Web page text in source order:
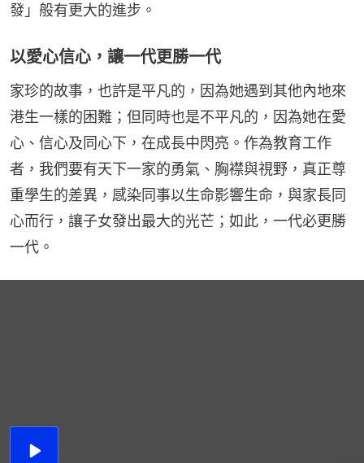
發」般有更大的進步。
以愛心信心，讓一代更勝一代
家珍的故事，也許是平凡的，因為她遇到其他內地來
港生一樣的困難；但同時也是不平凡的，因為她在愛
心、信心及同心下，在成長中閃亮。作為教育工作
者，我們要有天下一家的勇氣、胸襟與視野，真正尊
重學生的差異，感染同事以生命影響生命，與家長同
心而行，讓子女發出最大的光芒；如此，一代必更勝
一代。
播